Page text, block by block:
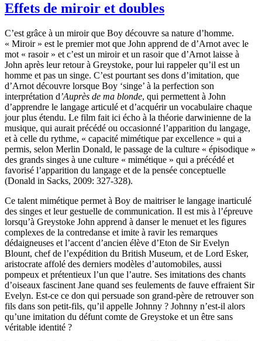
Effets de miroir et doubles
C’est grâce à un miroir que Boy découvre sa nature d’homme.
« Miroir » est le premier mot que John apprend de d’Arnot avec le
mot « rasoir » et c’est un miroir et un rasoir que d’Arnot laisse à
John après leur retour à Greystoke, pour lui rappeler qu’il est un
homme et pas un singe. C’est pourtant ses dons d’imitation, que
d’Arnot découvre lorsque Boy ‘singe’ à la perfection son
interprétation d’Auprès de ma blonde, qui permettent à John
d’apprendre le langage articulé et d’acquérir un vocabulaire chaque
jour plus étendu. Le film fait ici écho à la théorie darwinienne de la
musique, qui aurait précédé ou occasionné l’apparition du langage,
et à celle du rythme, « capacité mimétique par excellence » qui a
permis, selon Merlin Donald, le passage de la culture « épisodique »
des grands singes à une culture « mimétique » qui a précédé et
favorisé l’apparition du langage et de la pensée conceptuelle
(Donald in Sacks, 2009: 327-328).
Ce talent mimétique permet à Boy de maitriser le langage inarticulé
des singes et leur gestuelle de communication. Il est mis à l’épreuve
lorsqu’à Greystoke John apprend à danser le menuet et les figures
complexes de la contredanse et imite à ravir les remarques
dédaigneuses et l’accent d’ancien élève d’Eton de Sir Evelyn
Blount, chef de l’expédition du British Museum, et de Lord Esker,
aristocrate affolé des derniers modèles d’automobiles, aussi
pompeux et prétentieux l’un que l’autre. Ses imitations des chants
d’oiseaux fascinent Jane quand ses feulements de fauve effraient Sir
Evelyn. Est-ce ce don qui persuade son grand-père de retrouver son
fils dans son petit-fils, qu’il appelle Johnny ? Johnny n’est-il alors
qu’une imitation du défunt comte de Greystoke et un être sans
véritable identité ?